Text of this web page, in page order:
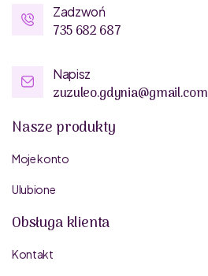
Zadzwoń
735 682 687
Napisz
zuzuleo.gdynia@gmail.com
Nasze produkty
Moje konto
Ulubione
Obsługa klienta
Kontakt